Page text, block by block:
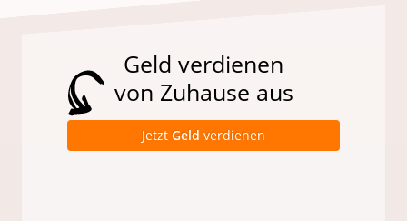
Geld verdienen
von Zuhause aus
Jetzt Geld verdienen